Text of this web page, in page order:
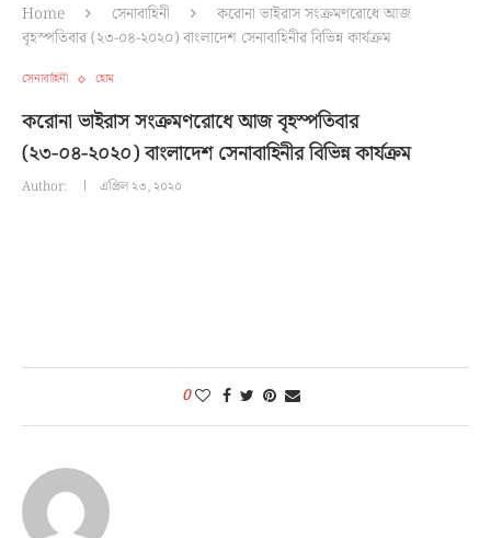
Home সেনাবাহিনী
করোনা ভাইরাস সংক্রমণরোধে আজ
বৃহস্পতিবার (২৩-০৪-২০২০) বাংলাদেশ সেনাবাহিনীর বিভিন্ন কার্যক্রম
সেনাবাহিনী হোম
করোনা ভাইরাস সংক্রমণরোধে আজ বৃহস্পতিবার
(২৩-০৪-২০২০) বাংলাদেশ সেনাবাহিনীর বিভিন্ন কার্যক্রম
Author: এপ্রিল ২৩, ২০২০
0